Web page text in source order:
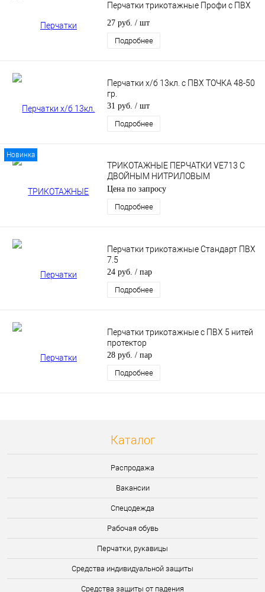
Перчатки трикотажные Профи с ПВХ
27 руб. / шт
Подробнее
Перчатки х/б 13кл. с ПВХ ТОЧКА 48-50
гр.
31 руб. / шт
Подробнее
Новинка
ТРИКОТАЖНЫЕ ПЕРЧАТКИ VE713 С
ДВОЙНЫМ НИТРИЛОВЫМ
ПОКРЫТИЕМ
Цена по запросу
Подробнее
Перчатки трикотажные Стандарт ПВХ
7.5
24 руб. / пар
Подробнее
Перчатки трикотажные с ПВХ 5 нитей
протектор
28 руб. / пар
Подробнее
Каталог
Распродажа
Вакансии
Спецодежда
Рабочая обувь
Перчатки, рукавицы
Средства индивидуальной защиты
Средства защиты от падения